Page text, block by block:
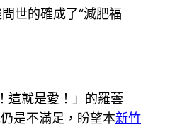
世的確成了“減肥福
這就是愛！」的羅蕓
是不滿足，盼望本新竹